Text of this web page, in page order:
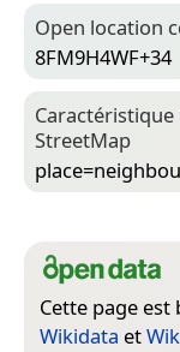
Open location
8FM9H4WF+34
Street­Map
Cette page est
Wikidata et